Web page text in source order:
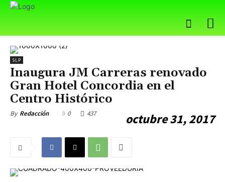
SLP
Inaugura JM Carreras renovado
Gran Hotel Concordia en el
Centro Histórico
By Redacción octubre 31, 2017
0 437